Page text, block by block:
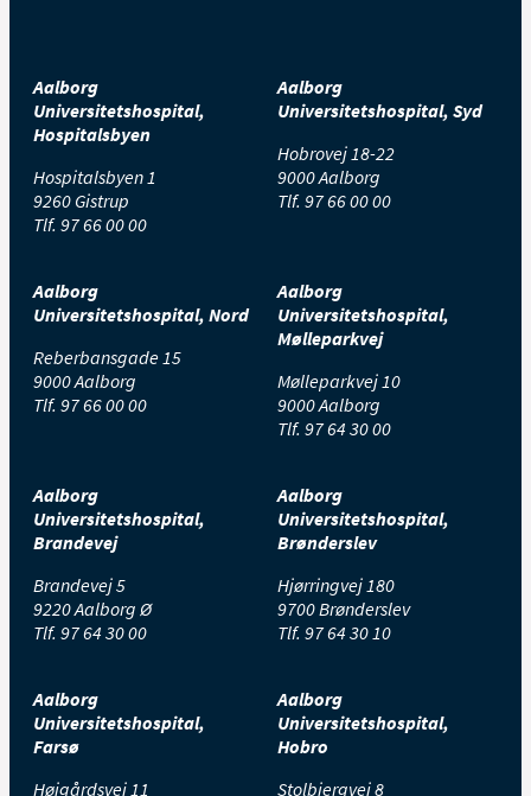
Aalborg
Universitetshospital,
Hospitalsbyen
Hospitalsbyen 1
9260 Gistrup
Tlf. 97 66 00 00
Aalborg
Universitetshospital, Syd
Hobrovej 18-22
9000 Aalborg
Tlf. 97 66 00 00
Aalborg
Universitetshospital, Nord
Reberbansgade 15
9000 Aalborg
Tlf. 97 66 00 00
Aalborg
Universitetshospital,
Mølleparkvej
Mølleparkvej 10
9000 Aalborg
Tlf. 97 64 30 00
Aalborg
Universitetshospital,
Brandevej
Brandevej 5
9220 Aalborg Ø
Tlf. 97 64 30 00
Aalborg
Universitetshospital,
Brønderslev
Hjørringvej 180
9700 Brønderslev
Tlf. 97 64 30 10
Aalborg
Universitetshospital,
Farsø
Højgårdsvej 11
Aalborg
Universitetshospital,
Hobro
Stolbjergvej 8